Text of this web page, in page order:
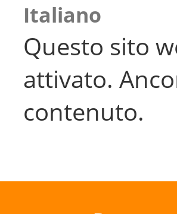
Italiano
Questo sito
attivato.
contenuto.